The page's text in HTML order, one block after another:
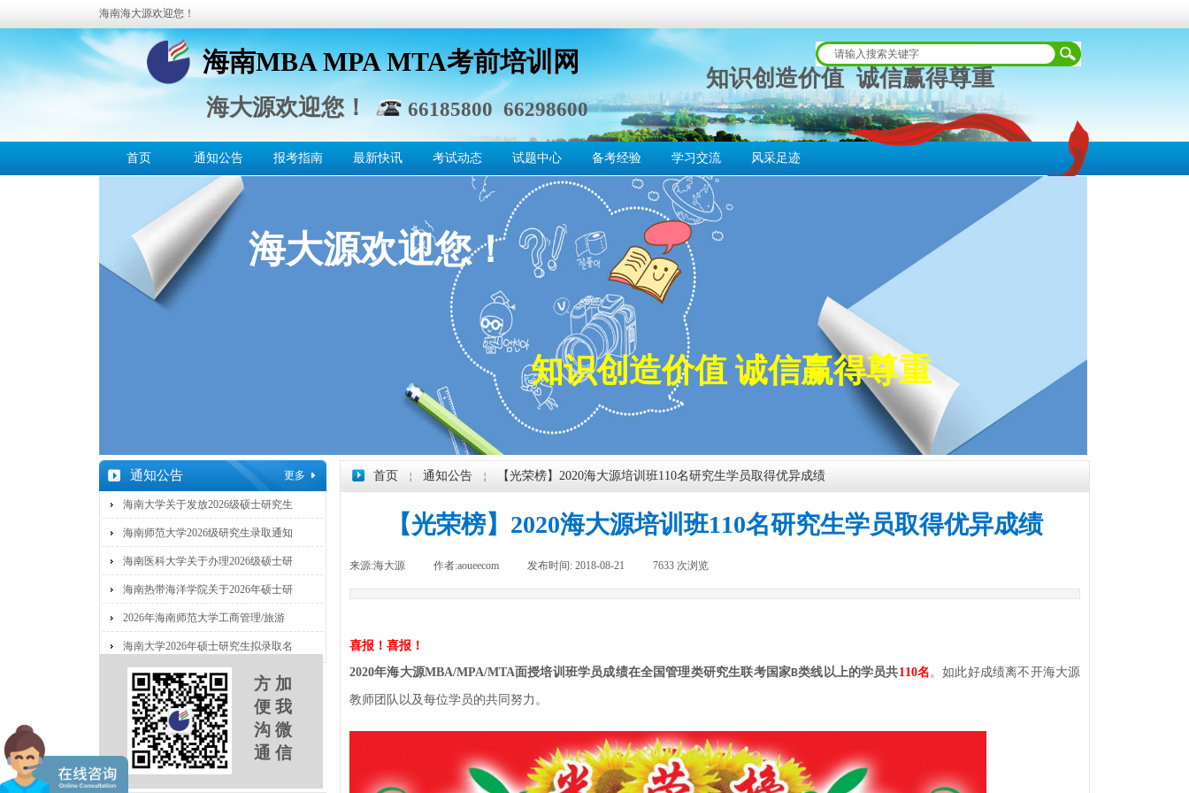
海南海大源欢迎您！
首页 通知公告 报考指南 最新快讯 考试动态 试题中心 备考经验 学习交流 风采足迹
66185800 66298600
海大源欢迎您！
知识创造价值 诚信赢得尊重
海南MBA MPA MTA考前培训网
海南MBA MPA MTA考前培训网
海大源欢迎您！
知识创造价值 诚信赢得尊重
通知公告 更多 首页 ￤ 通知公告 ￤ 【光荣榜】2020海大源培训班110名研究生学员取得优异成绩
海南大学关于发放2026级硕士研究生
海南师范大学2026级研究生录取通知
海南医科大学关于办理2026级硕士研
海南热带海洋学院关于2026年硕士研
2026年海南师范大学工商管理/旅游
海南大学2026年硕士研究生拟录取名
【光荣榜】2020海大源培训班110名研究生学员取得优异成绩
来源:海大源 作者:aoueecom 发布时间: 2018-08-21 7633 次浏览
喜报！喜报！
2020年海大源MBA/MPA/MTA面授培训班学员成绩在全国管理类研究生联考国家B类线以上的学员共110名。如此好成绩离不开海大源
教师团队以及每位学员的共同努力。
方 加
便 我
沟 微
通 信